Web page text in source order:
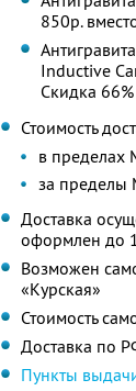
850р.
Inductive
Скидка 66%
Стоимость
в
за
Доставка
оформлен до
Возможен
«Курская»
Стоимость
Доставка по
Пункты